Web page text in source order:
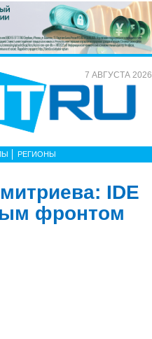
7 АВГУСТА 2026
РЕГИОНЫ
IDE
фронтом